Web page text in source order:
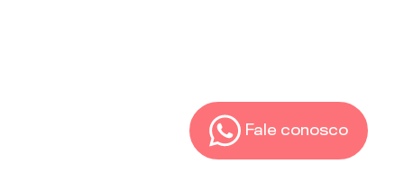
Fale conosco